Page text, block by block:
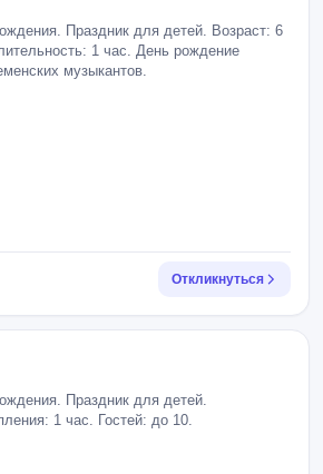
Праздник для детей. Возраст: 6
1 час. День рождение
музыкантов.
Откликнуться
Праздник для детей.
1 час. Гостей: до 10.